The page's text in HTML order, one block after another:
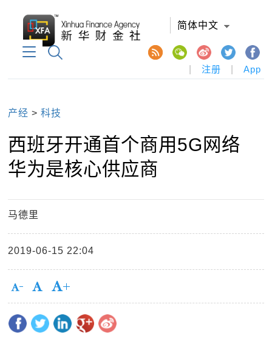
简体中文
注册 App
产经 >科技
西班牙开通首个商用5G网络
华为是核心供应商
马德里
2019-06-15 22:04